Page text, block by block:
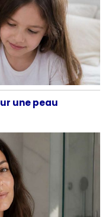
une peau